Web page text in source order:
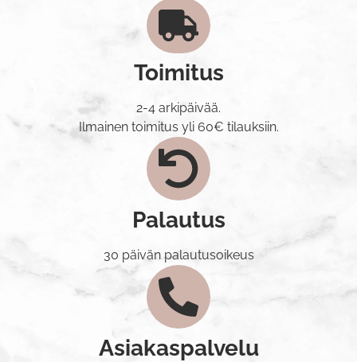
Toimitus
2-4 arkipäivää.
Ilmainen toimitus yli 60€ tilauksiin.
Palautus
30 päivän palautusoikeus
Asiakaspalvelu